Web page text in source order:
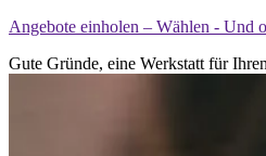
Angebote einholen – Wählen - Und
Gute Gründe, eine Werkstatt für